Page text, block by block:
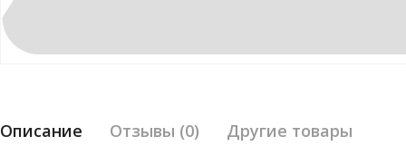
Описание Отзывы (0) Другие товары